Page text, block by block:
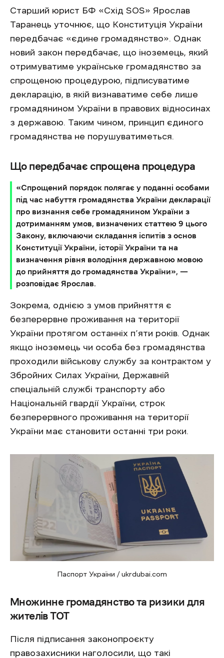
Старший юрист БФ «Схід SOS» Ярослав
Таранець уточнює, що Конституція України
передбачає «єдине громадянство». Однак
новий закон передбачає, що іноземець, який
отримуватиме українське громадянство за
спрощеною процедурою, підписуватиме
декларацію, в якій визнаватиме себе лише
громадянином України в правових відносинах
з державою. Таким чином, принцип єдиного
громадянства не порушуватиметься.
Що передбачає спрощена процедура
«Спрощений порядок полягає у поданні особами
під час набуття громадянства України декларації
про визнання себе громадянином України з
дотриманням умов, визначених статтею 9 цього
Закону, включаючи складання іспитів з основ
Конституції України, історії України та на
визначення рівня володіння державною мовою
до прийняття до громадянства України», —
розповідає Ярослав.
Зокрема, однією з умов прийняття є
безперервне проживання на території
України протягом останніх п’яти років. Однак
якщо іноземець чи особа без громадянства
проходили військову службу за контрактом у
Збройних Силах України, Державній
спеціальній службі транспорту або
Національній гвардії України, строк
безперервного проживання на території
України має становити останні три роки.
Паспорт України / ukrdubai.com
Множинне громадянство та ризики для
жителів ТОТ
Після підписання законопроєкту
правозахисники наголосили, що такі